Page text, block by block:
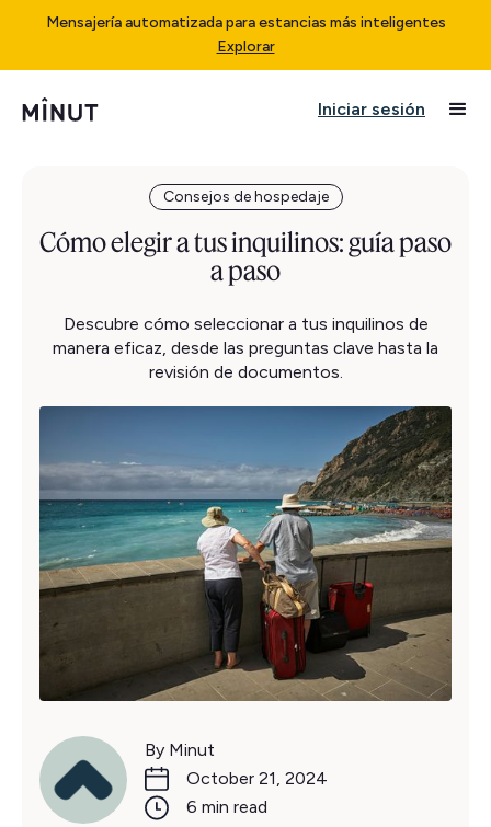
Mensajería automatizada para estancias más inteligentes
Explorar
Iniciar sesión
Consejos de hospedaje
Cómo elegir a tus inquilinos: guía paso
a paso
Descubre cómo seleccionar a tus inquilinos de
manera eficaz, desde las preguntas clave hasta la
revisión de documentos.
By Minut
October 21, 2024
6 min read